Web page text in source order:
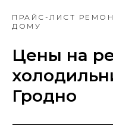
ПРАЙС-ЛИСТ
ДОМУ
Цены на
Гродно